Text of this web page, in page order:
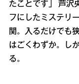
たことです」 芦沢
フにしたミステリ
関。入るだけでも
はごくわずか。し
る。